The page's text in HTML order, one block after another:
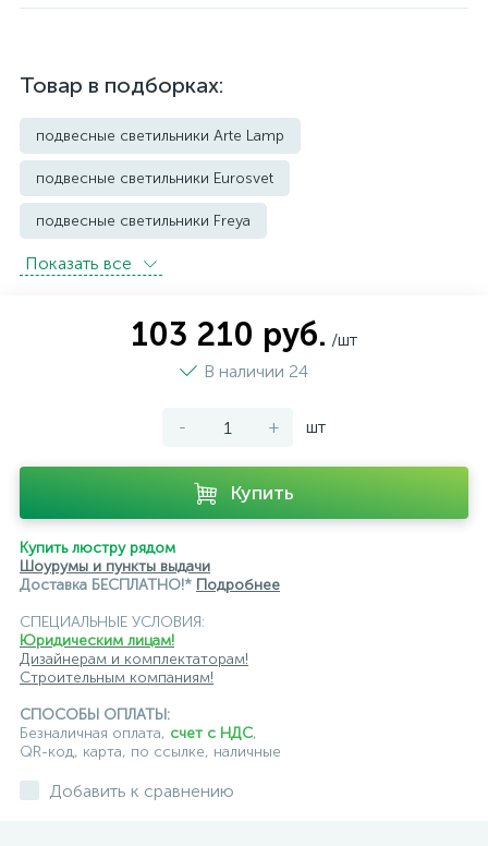
Товар в подборках:
подвесные светильники Arte Lamp
подвесные светильники Eurosvet
подвесные светильники Freya
подвесные светильники Imperium Loft
подвесные светильники Lightstar
подвесные светильники Lumion
подвесные светильники Newport
подвесные светильники Odeon Light
подвесные светильники для кафе и ресторанов
подвесные светильники для лестниц
подвесные светильники над барной стойкой
Показать всe
103 210 руб. /шт
В наличии 24
- + шт
Купить
Купить люстру рядом
Шоурумы и пункты выдачи
Доставка БЕСПЛАТНО!* Подробнее
СПЕЦИАЛЬНЫЕ УСЛОВИЯ:
Юридическим лицам!
Дизайнерам и комплектаторам!
Строительным компаниям!
СПОСОБЫ ОПЛАТЫ:
Безналичная оплата, счет с НДС,
QR-код, карта, по ссылке, наличные
Добавить к сравнению